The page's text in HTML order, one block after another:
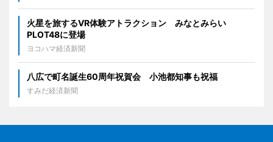
火星を旅するVR体験アトラクション みなとみらい
PLOT48に登場
ヨコハマ経済新聞
八広で町名誕生60周年祝賀会 小池都知事も祝福
すみだ経済新聞